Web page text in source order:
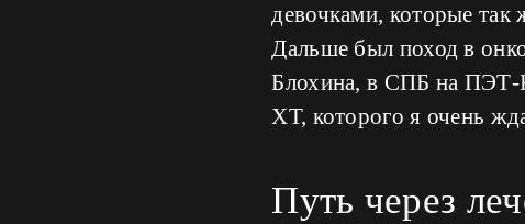
девочками, которые
Дальше был поход в
Блохина, в СПБ на ПЭТ-
ХТ, которого я очень
Путь через